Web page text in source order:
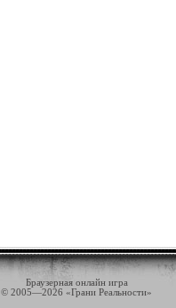
Браузерная онлайн игра
© 2005—2026 «Грани Реальности»